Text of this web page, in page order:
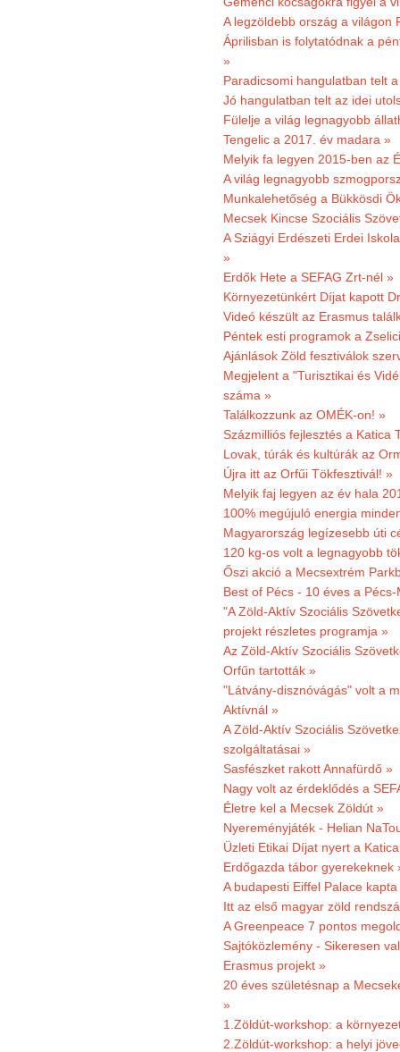
A legzöldebb ország a világon
Áprilisban is folytatódnak a
»
Paradicsomi hangulatban telt
Jó hangulatban telt az idei
Fülelje a világ legnagyobb
Tengelic a 2017. év madara »
Melyik fa legyen 2015-ben az
A világ legnagyobb
Munkalehetőség a Bükkösdi
Mecsek Kincse Szociális
A Sziágyi Erdészeti Erdei
»
Erdők Hete a SEFAG Zrt-nél »
Környezetünkért Díjat kapott
Videó készült az Erasmus
Péntek esti programok a
Ajánlások Zöld fesztiválok
Megjelent a "Turisztikai és
száma »
Találkozzunk az OMÉK-on! »
Százmilliós fejlesztés a Katica
Lovak, túrák és kultúrák az
Újra itt az Orfűi Tökfesztivál! »
Melyik faj legyen az év hala
100% megújuló energia
Magyarország legízesebb úti
120 kg-os volt a legnagyobb
Őszi akció a Mecsextrém
Best of Pécs - 10 éves a
"A Zöld-Aktív Szociális
projekt részletes programja »
Az Zöld-Aktív Szociális
Orfűn tartották »
"Látvány-disznóvágás" volt a
Aktívnál »
A Zöld-Aktív Szociális
szolgáltatásai »
Sasfészket rakott Annafürdő »
Nagy volt az érdeklődés a
Életre kel a Mecsek Zöldút »
Nyereményjáték - Helian
Üzleti Etikai Díjat nyert a
Erdőgazda tábor gyerekeknek
A budapesti Eiffel Palace
Itt az első magyar zöld
A Greenpeace 7 pontos
Sajtóközlemény - Sikeresen
Erasmus projekt »
20 éves születésnap a
»
1.Zöldút-workshop: a
2.Zöldút-workshop: a helyi